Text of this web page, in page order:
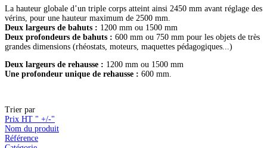
La hauteur globale d’un triple corps atteint ainsi 2450 mm avant réglage des
vérins, pour une hauteur maximum de 2500 mm.
Deux largeurs de bahuts : 1200 mm ou 1500 mm
Deux profondeurs de bahuts : 600 mm ou 750 mm pour les objets de très
grandes dimensions (rhéostats, moteurs, maquettes pédagogiques...)
Deux largeurs de rehausse : 1200 mm ou 1500 mm
Une profondeur unique de rehausse : 600 mm.
Trier par
Prix HT " +/-"
Nom du produit
Référence